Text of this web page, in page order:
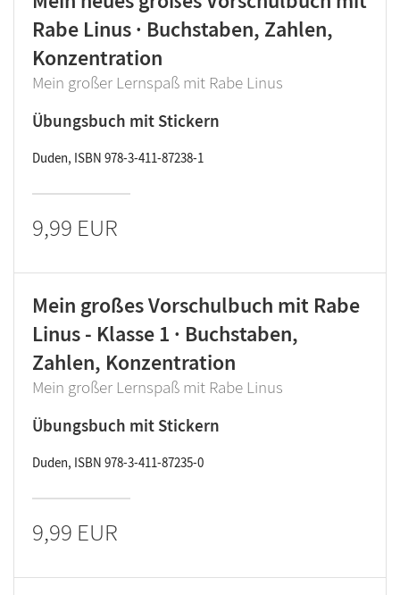
Rabe Linus · Buchstaben, Zahlen,
Konzentration
Mein großer Lernspaß mit Rabe Linus
Übungsbuch mit Stickern
Duden, ISBN 978-3-411-87238-1
9,99 EUR
Mein großes Vorschulbuch mit Rabe
Linus - Klasse 1 · Buchstaben,
Zahlen, Konzentration
Mein großer Lernspaß mit Rabe Linus
Übungsbuch mit Stickern
Duden, ISBN 978-3-411-87235-0
9,99 EUR